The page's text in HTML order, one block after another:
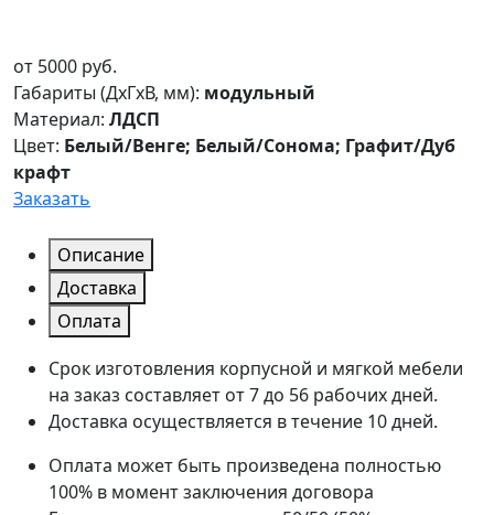
от 5000 руб.
Габариты (ДxГxВ, мм): модульный
Материал: ЛДСП
Цвет: Белый/Венге; Белый/Сонома; Графит/Дуб
крафт
Заказать
Описание
Доставка
Оплата
Срок изготовления корпусной и мягкой мебели
на заказ составляет от 7 до 56 рабочих дней.
Доставка осуществляется в течение 10 дней.
Оплата может быть произведена полностью
100% в момент заключения договора